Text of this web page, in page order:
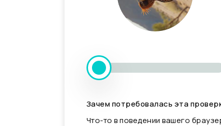
Зачем потребовалась эта
Что-то в поведении вашего